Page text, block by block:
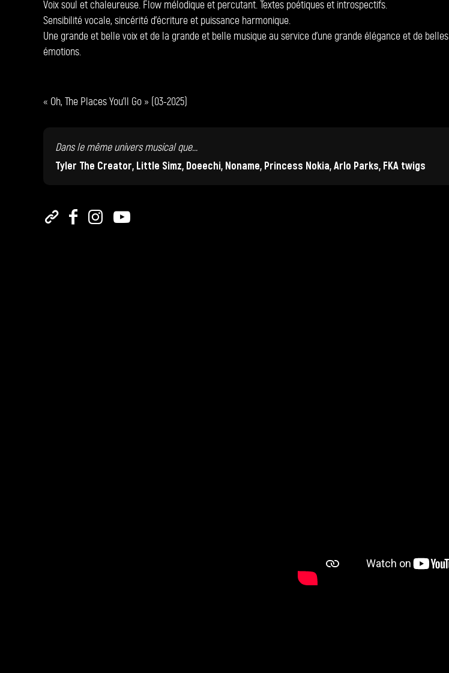
Voix soul et chaleureuse. Flow mélodique et percutant. Textes poétiques et introspectifs.
Sensibilité vocale, sincérité d’écriture et puissance harmonique.
Une grande et belle voix et de la grande et belle musique au service d’une grande élégance et de belles
émotions.
« Oh, The Places You’ll Go » (03-2025)
Dans le même univers musical que...
Tyler The Creator, Little Simz, Doeechi, Noname, Princess Nokia, Arlo Parks, FKA twigs